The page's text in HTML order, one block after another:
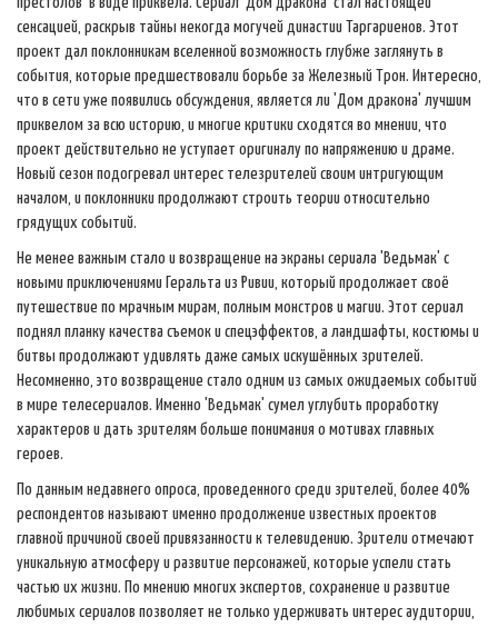
сенсацией, раскрыв тайны некогда могучей династии Таргариенов. Этот
проект дал поклонникам вселенной возможность глубже заглянуть в
события, которые предшествовали борьбе за Железный Трон. Интересно,
что в сети уже появились обсуждения, является ли 'Дом дракона' лучшим
приквелом за всю историю, и многие критики сходятся во мнении, что
проект действительно не уступает оригиналу по напряжению и драме.
Новый сезон подогревал интерес телезрителей своим интригующим
началом, и поклонники продолжают строить теории относительно
грядущих событий.
Не менее важным стало и возвращение на экраны сериала 'Ведьмак' с
новыми приключениями Геральта из Ривии, который продолжает своё
путешествие по мрачным мирам, полным монстров и магии. Этот сериал
поднял планку качества съемок и спецэффектов, а ландшафты, костюмы и
битвы продолжают удивлять даже самых искушённых зрителей.
Несомненно, это возвращение стало одним из самых ожидаемых событий
в мире телесериалов. Именно 'Ведьмак' сумел углубить проработку
характеров и дать зрителям больше понимания о мотивах главных
героев.
По данным недавнего опроса, проведенного среди зрителей, более 40%
респондентов называют именно продолжение известных проектов
главной причиной своей привязанности к телевидению. Зрители отмечают
уникальную атмосферу и развитие персонажей, которые успели стать
частью их жизни. По мнению многих экспертов, сохранение и развитие
любимых сериалов позволяет не только удерживать интерес аудитории,